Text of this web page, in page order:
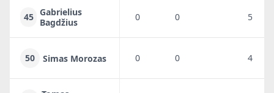
45 Gabrielius
Bagdžius
0 0 5
50 Simas Morozas 0 0 4